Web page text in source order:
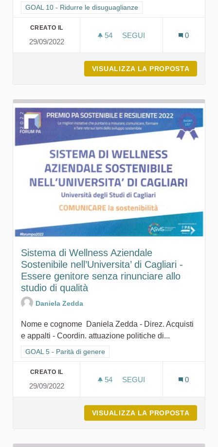
Filtra i risultati per categoria: GOAL 10 - Ridurre le
GOAL 10 - Ridurre le disuguaglianze
CREATO IL
29/09/2022
54 54 SOSTENITORI
SEGUI
0
VISUALIZZA LA PROPOSTA
Sistema di Wellness Aziendale
Sostenibile nell’Universita’ di Cagliari -
Essere genitore senza rinunciare allo
studio di qualità
Daniela Zedda
Nome e cognome Daniela Zedda - Direz. Acquisti
e appalti - Coordin. attuazione politiche di...
Filtra i risultati per categoria: GOAL 5 - Parità di genere
GOAL 5 - Parità di genere
CREATO IL
29/09/2022
54 54 SOSTENITORI
SEGUI
0
VISUALIZZA LA PROPOSTA